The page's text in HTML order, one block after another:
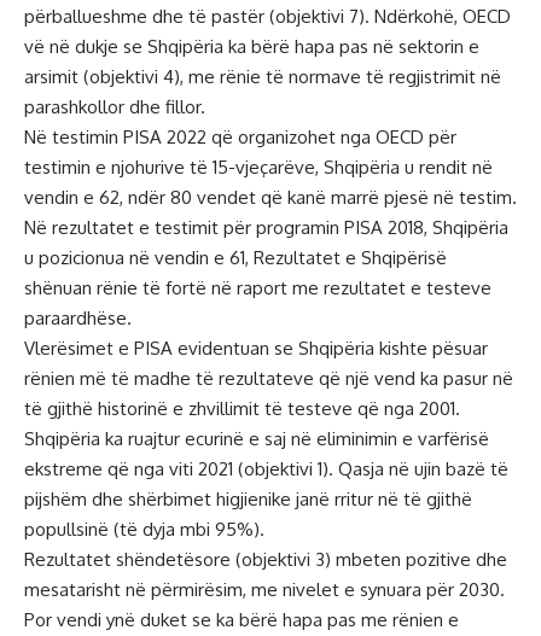
përballueshme dhe të pastër (objektivi 7). Ndërkohë, OECD
vë në dukje se Shqipëria ka bërë hapa pas në sektorin e
arsimit (objektivi 4), me rënie të normave të regjistrimit në
parashkollor dhe fillor.
Në testimin PISA 2022 që organizohet nga OECD për
testimin e njohurive të 15-vjeçarëve, Shqipëria u rendit në
vendin e 62, ndër 80 vendet që kanë marrë pjesë në testim.
Në rezultatet e testimit për programin PISA 2018, Shqipëria
u pozicionua në vendin e 61, Rezultatet e Shqipërisë
shënuan rënie të fortë në raport me rezultatet e testeve
paraardhëse.
Vlerësimet e PISA evidentuan se Shqipëria kishte pësuar
rënien më të madhe të rezultateve që një vend ka pasur në
të gjithë historinë e zhvillimit të testeve që nga 2001.
Shqipëria ka ruajtur ecurinë e saj në eliminimin e varfërisë
ekstreme që nga viti 2021 (objektivi 1). Qasja në ujin bazë të
pijshëm dhe shërbimet higjienike janë rritur në të gjithë
popullsinë (të dyja mbi 95%).
Rezultatet shëndetësore (objektivi 3) mbeten pozitive dhe
mesatarisht në përmirësim, me nivelet e synuara për 2030.
Por vendi ynë duket se ka bërë hapa pas me rënien e